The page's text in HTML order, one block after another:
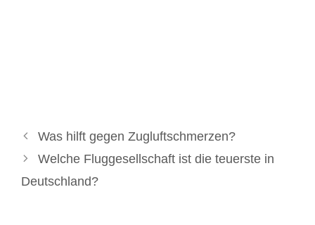
Was hilft gegen Zugluftschmerzen?
Welche Fluggesellschaft ist die teuerste in
Deutschland?